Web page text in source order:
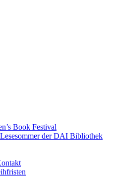
Book Festival
der DAI Bibliothek